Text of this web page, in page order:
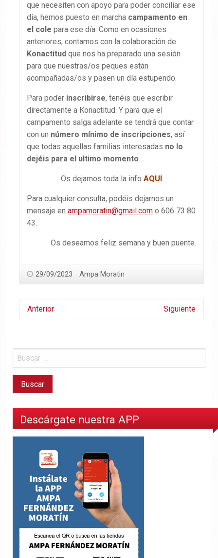
que necesiten con apoyo para poder conciliar ese
día, hemos puesto en marcha campamento en
el cole para ese día. Como en ocasiones
anteriores, contamos con la colaboración de
Konactitud que nos ha preparado una sesión
para que nuestras/os peques están
acompañadas/os y pasen un día estupendo.
Para poder inscribirse, tenéis que escribir
directamente a Konactitud. Y para que el
campamento salga adelante se tendrá que contar
con un número mínimo de inscripciones, así
que todas aquellas familias interesadas no lo
dejéis para el ultimo momento.
Os dejamos toda la info AQUI
Para cualquier consulta, podéis dejarnos un
mensaje en ampamoratin@gmail.com o 606 73 80
43.
Os deseamos feliz semana y buen puente.
29/09/2023 Ampa Moratin
Anterior Siguiente
Descárgate nuestra APP